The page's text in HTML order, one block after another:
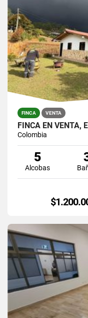
FINCA VENTA
FINCA EN VENTA,
Colombia
5
Alcobas